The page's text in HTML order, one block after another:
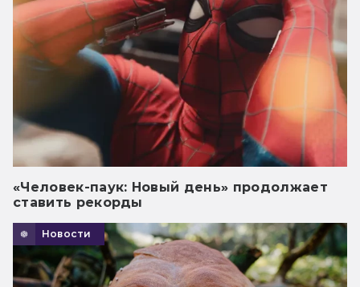
«Человек-паук: Новый день» продолжает
ставить рекорды
Новости